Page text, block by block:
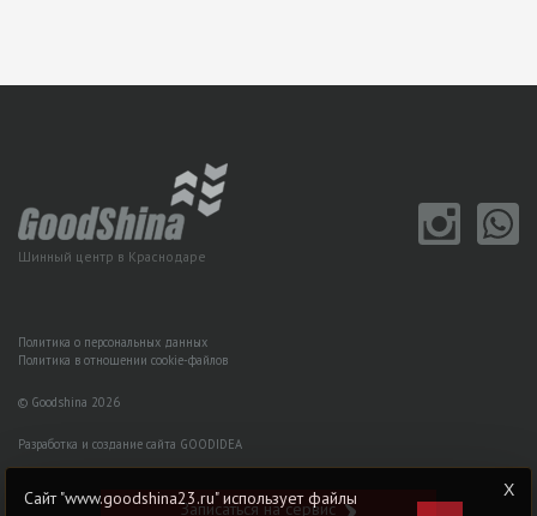
Шинный центр в Краснодаре
Политика о персональных данных
Политика в отношении cookie-файлов
© Goodshina 2026
Разработка и создание сайта GOODIDEA
Записаться на сервис
Сайт "www.goodshina23.ru" использует файлы